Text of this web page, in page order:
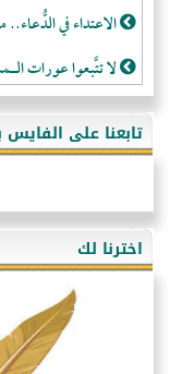
الاعتداء في الدُّعاء..
لا تتَّبعوا عورات
فقه النَّصيحة عند
لَا عِزَّةَ إِلَّا بِالإِسْلَامِ
هذه سبيلنا فماذا
أُسُـسُ بَـيْـتِ الـمُسْـلِمِ
التَّعْلِيمُ القُرْآنِي
كلمة إلى إخواني
تابعنا على
اخترنا لك